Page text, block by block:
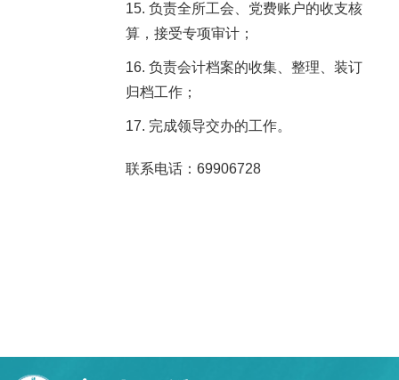
负责全所工会、党费账户的收支核
算，接受专项审计；
负责会计档案的收集、整理、装订
归档工作；
完成领导交办的工作。
联系电话：69906728